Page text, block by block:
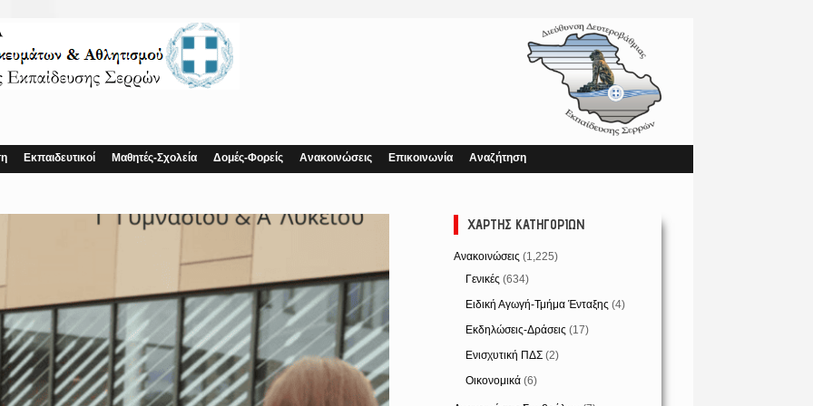
Εκπαιδευτικοί Μαθητές-Σχολεία Δομές-Φορείς Ανακοινώσεις Επικοινωνία Αναζήτηση
ΧΆΡΤΗΣ ΚΑΤΗΓΟΡΙΏΝ
Ανακοινώσεις (1,225)
Γενικές (634)
Ειδική Αγωγή-Τμήμα Ένταξης (4)
Εκδηλώσεις-Δράσεις (17)
Ενισχυτική ΠΔΣ (2)
Οικονομικά (6)